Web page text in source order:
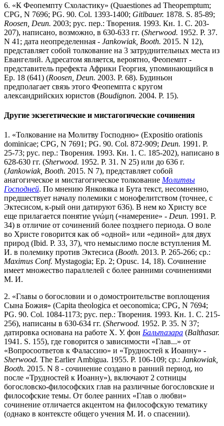
6. «К Феопемпту Схоластику» (Quaestiones ad Theopemptum;
CPG, N 7696; PG. 90. Col. 1393-1400; Gitlbauer. 1878. S. 85-89;
Roosen, Deun. 2003; рус. пер.: Творения. 1993. Кн. 1. С. 203-
207), написано, возможно, в 630-633 гг. (Sherwood. 1952. P. 37.
N 41; дата неопределенная - Jankowiak, Booth. 2015. N 12),
представляет собой толкование на 3 затруднительных места из
Евангелий. Адресатом является, вероятно, Феопемпт -
представитель префекта Африки Георгия, упоминающийся в
Ep. 18 (641) (Roosen, Deun. 2003. P. 68). Будиньон
предполагает связь этого Феопемпта с кругом
александрийских юристов (Boudignon. 2004. P. 15).
Другие экзегетические и мистагогические сочинения
1. «Толкование на Молитву Господню» (Expositio orationis
dominicae; CPG, N 7691; PG. 90. Col. 872-909; Deun. 1991. P.
25-73; рус. пер.: Творения. 1993. Кн. 1. С. 185-202), написано в
628-630 гг. (Sherwood. 1952. P. 31. N 25) или до 636 г.
(Jankowiak, Booth. 2015. N 7), представляет собой
анагогическое и мистагогическое толкование Молитвы
Господней. По мнению Янковяка и Бута текст, несомненно,
предшествует началу полемики с монофелитством (точнее, с
Эктесисом, к-рый они датируют 636). В нем ко Христу все
еще прилагается понятие γνώμη («намерение» - Deun. 1991. P.
34) в отличие от сочинений более позднего периода. О воле
во Христе говорится как об «одной» или «единой» для двух
природ (Ibid. P. 33, 37), что немыслимо после вступления М.
И. в полемику против Эктесиса (Booth. 2013. P. 265-266; ср.:
Maximus Conf. Mystagogia; Ep. 2; Opusc. 14, 18). Сочинение
имеет множество параллелей с более ранними сочинениями
М. И.
2. «Главы о богословии и о домостроительстве воплощения
Сына Божия» (Capita theologica et oeconomica; CPG, N 7694;
PG. 90. Col. 1084-1173; рус. пер.: Творения. 1993. Кн. 1. С. 215-
256), написаны в 630-634 гг. (Sherwood. 1952. P. 35. N 37;
датировка основана на работе Х. У. фон Бальтазара (Balthasar.
1941. S. 155), где говорится о зависимости «Глав...» от
«Вопросоответов к Фалассию» и «Трудностей к Иоанну» -
Sherwood. The Earlier Ambigua. 1955. P. 106-109; ср.: Jankowiak,
Booth. 2015. N 8 - сочинение создано в ранний период, но
после «Трудностей к Иоанну»), включают 2 сотницы
богословско-философских глав на различные богословские и
философские темы. От более ранних «Глав о любви»
сочинение отличается акцентом на философскую тематику
(однако в контексте общего учения М. И. о спасении).